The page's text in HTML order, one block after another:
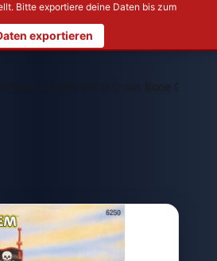
Bitte exportiere deine Daten bis zum
exportieren
LEGO 6250 Cross Bone Clipper